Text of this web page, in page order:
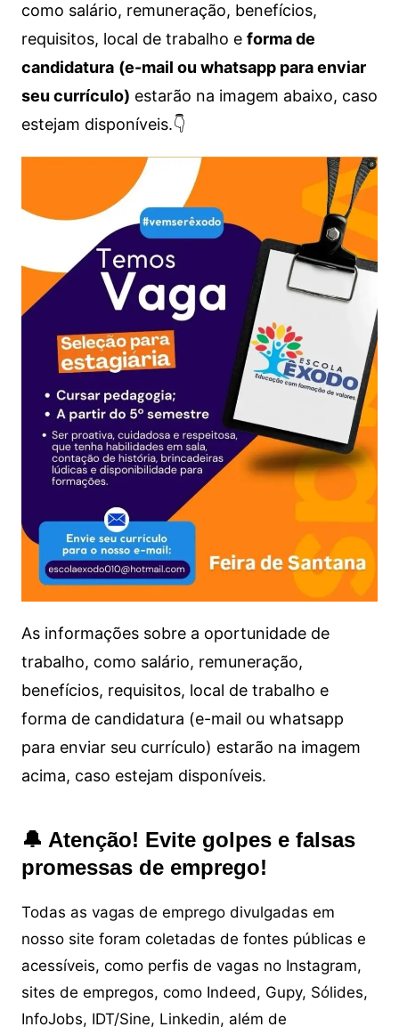
como salário, remuneração, benefícios,
requisitos, local de trabalho e forma de
candidatura (e-mail ou whatsapp para enviar
seu currículo) estarão na imagem abaixo, caso
estejam disponíveis.👇
As informações sobre a oportunidade de
trabalho, como salário, remuneração,
benefícios, requisitos, local de trabalho e
forma de candidatura (e-mail ou whatsapp
para enviar seu currículo) estarão na imagem
acima, caso estejam disponíveis.
🔔 Atenção! Evite golpes e falsas
promessas de emprego!
Todas as vagas de emprego divulgadas em
nosso site foram coletadas de fontes públicas e
acessíveis, como perfis de vagas no Instagram,
sites de empregos, como Indeed, Gupy, Sólides,
InfoJobs, IDT/Sine, Linkedin, além de